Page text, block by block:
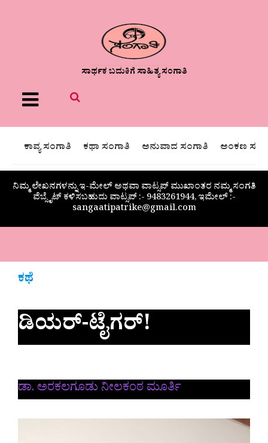
ಸಾರ್ಥಕ ಬದುಕಿಗೆ ಸಾಹಿತ್ಯ ಸಂಗಾತಿ
Menu
ಕಾವ್ಯ ಸಂಗಾತಿ ಕಥಾ ಸಂಗಾತಿ ಅನುವಾದ ಸಂಗಾತಿ ಅಂಕಣ
ನಿಮ್ಮ ಲೇಖನಗಳನ್ನು ಇ-ಮೇಲ್ ಅಥವಾ ವಾಟ್ಸಪ್ ಮುಖಾಂತರ ನಮ್ಮ ಸಂಗತಿ
ವೆಬ್ಸೈಟ್ ಕಳಿಸಬಹುದು ವಾಟ್ಸಪ್‌ :- 9483261944, ಇಮೇಲ್ :-
sangaatipatrike@gmail.com
ಕಥೆ
ಡಿಯರ್-ಟೈಗರ್!
ಡಾ. ಅರಕಲಗೂಡು ನೀಲಕಂಠ ಮೂರ್ತಿ